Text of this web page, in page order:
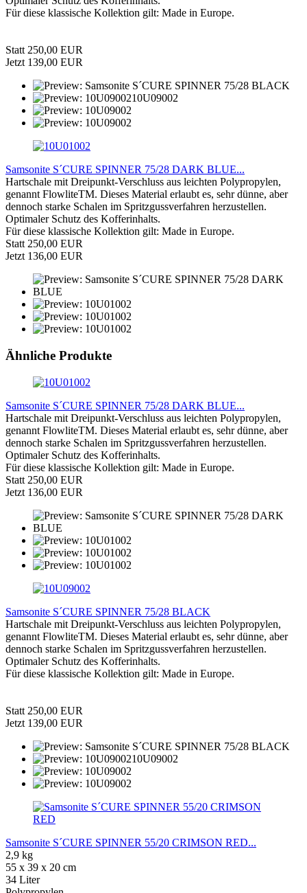
Für diese klassische Kollektion gilt: Made in Europe.
Statt 250,00 EUR
Jetzt 139,00 EUR
Samsonite S´CURE SPINNER 75/28 DARK BLUE...
Hartschale mit Dreipunkt-Verschluss aus leichten Polypropylen,
genannt FlowliteTM. Dieses Material erlaubt es, sehr dünne, aber
dennoch starke Schalen im Spritzgussverfahren herzustellen.
Optimaler Schutz des Kofferinhalts.
Für diese klassische Kollektion gilt: Made in Europe.
Statt 250,00 EUR
Jetzt 136,00 EUR
Ähnliche Produkte
Samsonite S´CURE SPINNER 75/28 DARK BLUE...
Hartschale mit Dreipunkt-Verschluss aus leichten Polypropylen,
genannt FlowliteTM. Dieses Material erlaubt es, sehr dünne, aber
dennoch starke Schalen im Spritzgussverfahren herzustellen.
Optimaler Schutz des Kofferinhalts.
Für diese klassische Kollektion gilt: Made in Europe.
Statt 250,00 EUR
Jetzt 136,00 EUR
Samsonite S´CURE SPINNER 75/28 BLACK
Hartschale mit Dreipunkt-Verschluss aus leichten Polypropylen,
genannt FlowliteTM. Dieses Material erlaubt es, sehr dünne, aber
dennoch starke Schalen im Spritzgussverfahren herzustellen.
Optimaler Schutz des Kofferinhalts.
Für diese klassische Kollektion gilt: Made in Europe.
Statt 250,00 EUR
Jetzt 139,00 EUR
Samsonite S´CURE SPINNER 55/20 CRIMSON RED...
2,9 kg
55 x 39 x 20 cm
34 Liter